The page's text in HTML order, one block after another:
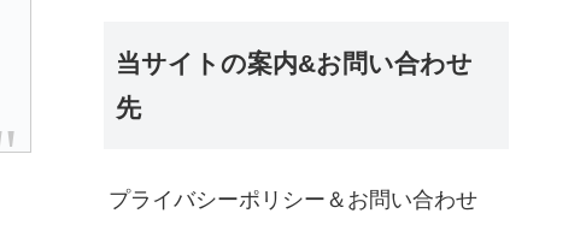
当サイトの案内&お問い合わせ
先
プライバシーポリシー＆お問い合わせ